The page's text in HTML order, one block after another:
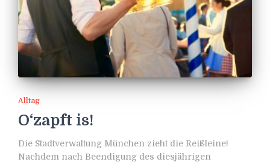
Alltag
O‘zapft is!
Die Stadtverwaltung München zieht die Reißleine!
Nachdem nach Beendigung des diesjährigen